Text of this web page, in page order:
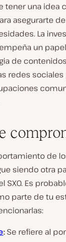
tener una idea
asegurarte
La
un
de
redes
de
siendo otra
SXO. Es
parte de tu
: Se refiere al